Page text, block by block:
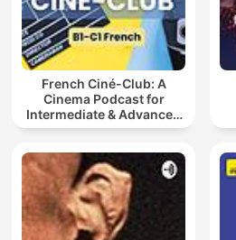
French Ciné-Club: A
Cinema Podcast for
Intermediate & Advanced
French Learners